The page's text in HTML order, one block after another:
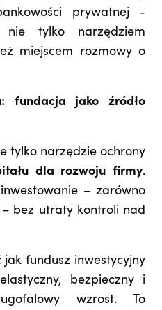
prywatnej -
tylko narzędziem
miejscem rozmowy o
fundacja jako źródło
tylko narzędzie ochrony
dla rozwoju firmy.
– zarówno
bez utraty kontroli nad
jak fundusz inwestycyjny
bezpieczny i
wzrost. To